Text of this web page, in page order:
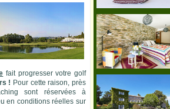
practice fournies
de la carte verte
sur le parcours